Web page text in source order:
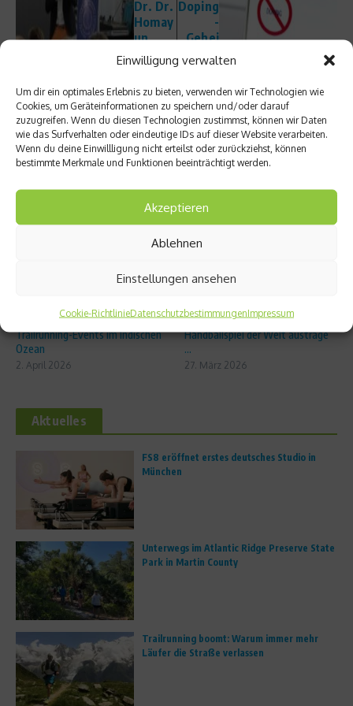
Einwilligung verwalten
Um dir ein optimales Erlebnis zu bieten, verwenden wir Technologien wie
Cookies, um Geräteinformationen zu speichern und/oder darauf
zuzugreifen. Wenn du diesen Technologien zustimmst, können wir Daten
wie das Surfverhalten oder eindeutige IDs auf dieser Website verarbeiten.
Wenn du deine Einwillligung nicht erteilst oder zurückziehst, können
bestimmte Merkmale und Funktionen beeinträchtigt werden.
Akzeptieren
Ablehnen
Einstellungen ansehen
Cookie-RichtlinieDatenschutzbestimmungenImpressum
Dr. Dr.
Homay
un
Gharav
i
Doping
-
Gehei
mstudi
e
Beachcomber: Comeback des
Trailrunning-Events im Indischen
Ozean
2. April 2026
Hamburger Verein will das längste
Handballspiel der Welt austrage
...
27. März 2026
Aktuelles
FS8 eröffnet erstes deutsches Studio in
München
Unterwegs im Atlantic Ridge Preserve State
Park in Martin County
Trailrunning boomt: Warum immer mehr
Läufer die Straße verlassen